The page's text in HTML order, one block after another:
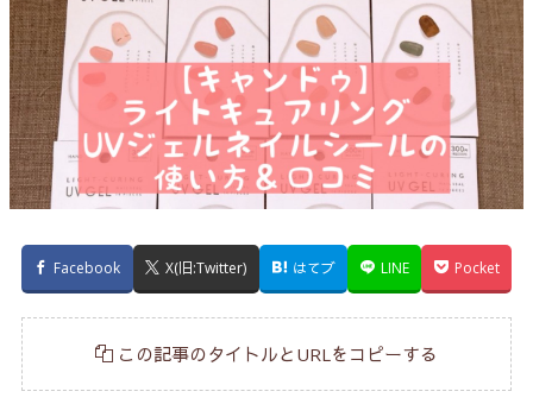
Facebook X(旧:Twitter) はてブ LINE Pocket
この記事のタイトルとURLをコピーする